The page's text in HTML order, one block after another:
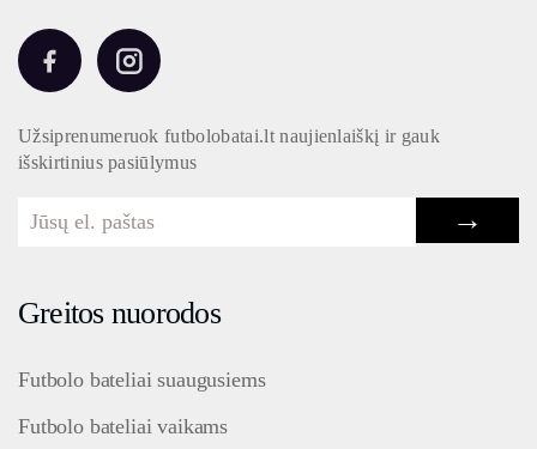
Užsiprenumeruok futbolobatai.lt naujienlaiškį ir gauk
išskirtinius pasiūlymus
→
Greitos nuorodos
Futbolo bateliai suaugusiems
Futbolo bateliai vaikams